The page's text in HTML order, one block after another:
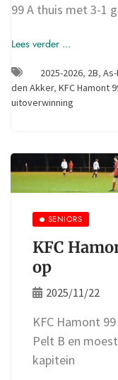
99 A thuis met 3-1
Lees verder ...
2025-2026, 2B,
den Akker, KFC Hamont
uitoverwinning
SENIORS
KFC
op
2025/11/22
KFC Hamont
Pelt B en
kapitein